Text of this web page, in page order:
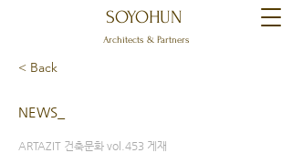
SOYOHUN
Architects & Partners
< Back
NEWS_
ARTAZIT 건축문화 vol.453 게재